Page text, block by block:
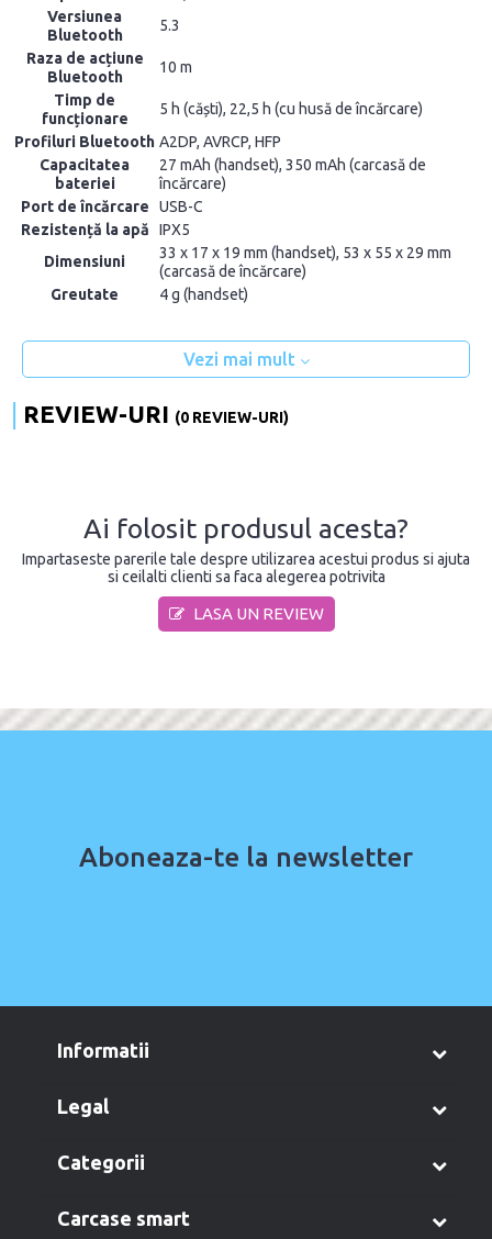
Versiunea
Bluetooth
5.3
Raza de acțiune
Bluetooth
10 m
Timp de
funcționare
5 h (căști), 22,5 h (cu husă de încărcare)
Profiluri Bluetooth A2DP, AVRCP, HFP
Capacitatea
bateriei
27 mAh (handset), 350 mAh (carcasă de
încărcare)
Port de încărcare
USB-C
Rezistență la apă
IPX5
Dimensiuni
33 x 17 x 19 mm (handset), 53 x 55 x 29 mm
(carcasă de încărcare)
Greutate
4 g (handset)
Vezi mai mult
REVIEW-URI (0 REVIEW-URI)
Ai folosit produsul acesta?
Impartaseste parerile tale despre utilizarea acestui produs si ajuta
si ceilalti clienti sa faca alegerea potrivita
LASA UN REVIEW
Aboneaza-te la newsletter
informatii
legal
categorii
carcase smart